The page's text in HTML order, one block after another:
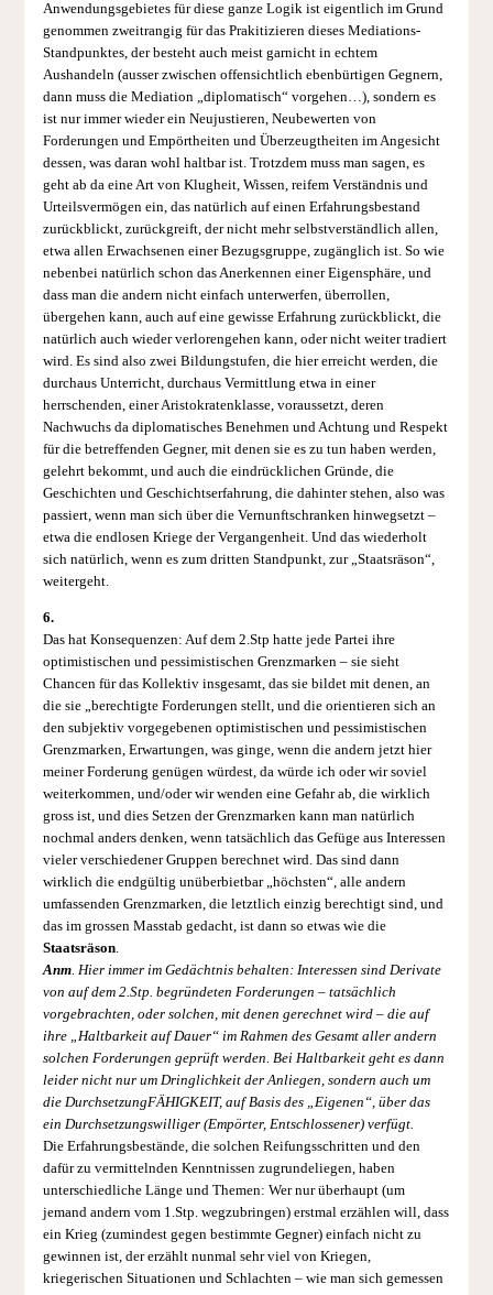
Anwendungsgebietes für diese ganze Logik ist eigentlich im Grund
genommen zweitrangig für das Prakitizieren dieses Mediations-
Standpunktes, der besteht auch meist garnicht in echtem
Aushandeln (ausser zwischen offensichtlich ebenbürtigen Gegnern,
dann muss die Mediation „diplomatisch“ vorgehen…), sondern es
ist nur immer wieder ein Neujustieren, Neubewerten von
Forderungen und Empörtheiten und Überzeugtheiten im Angesicht
dessen, was daran wohl haltbar ist. Trotzdem muss man sagen, es
geht ab da eine Art von Klugheit, Wissen, reifem Verständnis und
Urteilsvermögen ein, das natürlich auf einen Erfahrungsbestand
zurückblickt, zurückgreift, der nicht mehr selbstverständlich allen,
etwa allen Erwachsenen einer Bezugsgruppe, zugänglich ist. So wie
nebenbei natürlich schon das Anerkennen einer Eigensphäre, und
dass man die andern nicht einfach unterwerfen, überrollen,
übergehen kann, auch auf eine gewisse Erfahrung zurückblickt, die
natürlich auch wieder verlorengehen kann, oder nicht weiter tradiert
wird. Es sind also zwei Bildungstufen, die hier erreicht werden, die
durchaus Unterricht, durchaus Vermittlung etwa in einer
herrschenden, einer Aristokratenklasse, voraussetzt, deren
Nachwuchs da diplomatisches Benehmen und Achtung und Respekt
für die betreffenden Gegner, mit denen sie es zu tun haben werden,
gelehrt bekommt, und auch die eindrücklichen Gründe, die
Geschichten und Geschichtserfahrung, die dahinter stehen, also was
passiert, wenn man sich über die Vernunftschranken hinwegsetzt –
etwa die endlosen Kriege der Vergangenheit. Und das wiederholt
sich natürlich, wenn es zum dritten Standpunkt, zur „Staatsräson“,
weitergeht.
6.
Das hat Konsequenzen: Auf dem 2.Stp hatte jede Partei ihre
optimistischen und pessimistischen Grenzmarken – sie sieht
Chancen für das Kollektiv insgesamt, das sie bildet mit denen, an
die sie „berechtigte Forderungen stellt, und die orientieren sich an
den subjektiv vorgegebenen optimistischen und pessimistischen
Grenzmarken, Erwartungen, was ginge, wenn die andern jetzt hier
meiner Forderung genügen würdest, da würde ich oder wir soviel
weiterkommen, und/oder wir wenden eine Gefahr ab, die wirklich
gross ist, und dies Setzen der Grenzmarken kann man natürlich
nochmal anders denken, wenn tatsächlich das Gefüge aus Interessen
vieler verschiedener Gruppen berechnet wird. Das sind dann
wirklich die endgültig unüberbietbar „höchsten“, alle andern
umfassenden Grenzmarken, die letztlich einzig berechtigt sind, und
das im grossen Masstab gedacht, ist dann so etwas wie die
Staatsräson.
Anm. Hier immer im Gedächtnis behalten: Interessen sind Derivate
von auf dem 2.Stp. begründeten Forderungen – tatsächlich
vorgebrachten, oder solchen, mit denen gerechnet wird – die auf
ihre „Haltbarkeit auf Dauer“ im Rahmen des Gesamt aller andern
solchen Forderungen geprüft werden. Bei Haltbarkeit geht es dann
leider nicht nur um Dringlichkeit der Anliegen, sondern auch um
die DurchsetzungFÄHIGKEIT, auf Basis des „Eigenen“, über das
ein Durchsetzungswilliger (Empörter, Entschlossener) verfügt.
Die Erfahrungsbestände, die solchen Reifungsschritten und den
dafür zu vermittelnden Kenntnissen zugrundeliegen, haben
unterschiedliche Länge und Themen: Wer nur überhaupt (um
jemand andern vom 1.Stp. wegzubringen) erstmal erzählen will, dass
ein Krieg (zumindest gegen bestimmte Gegner) einfach nicht zu
gewinnen ist, der erzählt nunmal sehr viel von Kriegen,
kriegerischen Situationen und Schlachten – wie man sich gemessen